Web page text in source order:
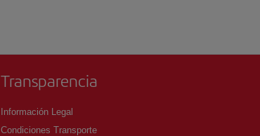
Transparencia
Información Legal
Condiciones Transporte